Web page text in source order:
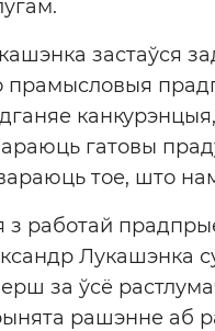
застаўся
прамысловыя
гатовы
тое, што
работай
Лукашэнка
за ўсё
рашэнне аб